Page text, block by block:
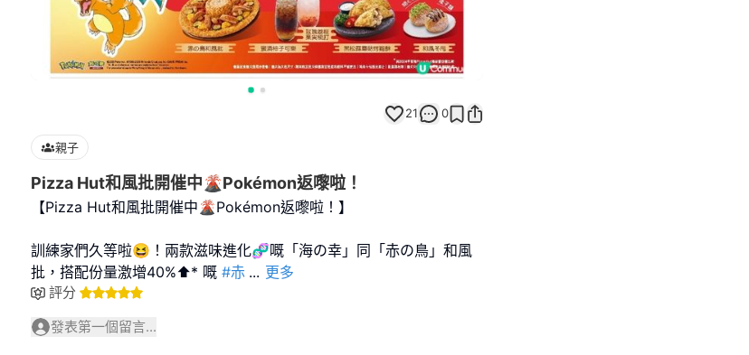
21 0
親子
Pizza Hut和風批開催中🌋Pokémon返嚟啦！
【Pizza Hut和風批開催中🌋Pokémon返嚟啦！】
訓練家們久等啦😆！兩款滋味進化🧬嘅「海の幸」同「赤の鳥」和風
批，搭配份量激增40%⬆️* 嘅 #赤 ... 更多
評分
發表第一個留言...